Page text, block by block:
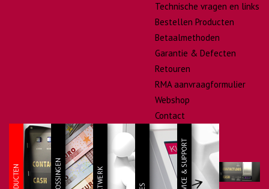
Technische vragen en links
Bestellen Producten
Betaalmethoden
Garantie & Defecten
Retouren
RMA aanvraagformulier
Webshop
Contact